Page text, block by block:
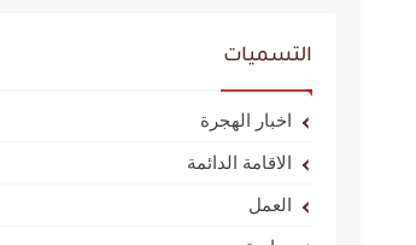
التسميات
اخبار الهجرة
الاقامة الدائمة
العمل